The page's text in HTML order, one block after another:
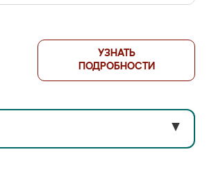
УЗНАТЬ
ПОДРОБНОСТИ
▼